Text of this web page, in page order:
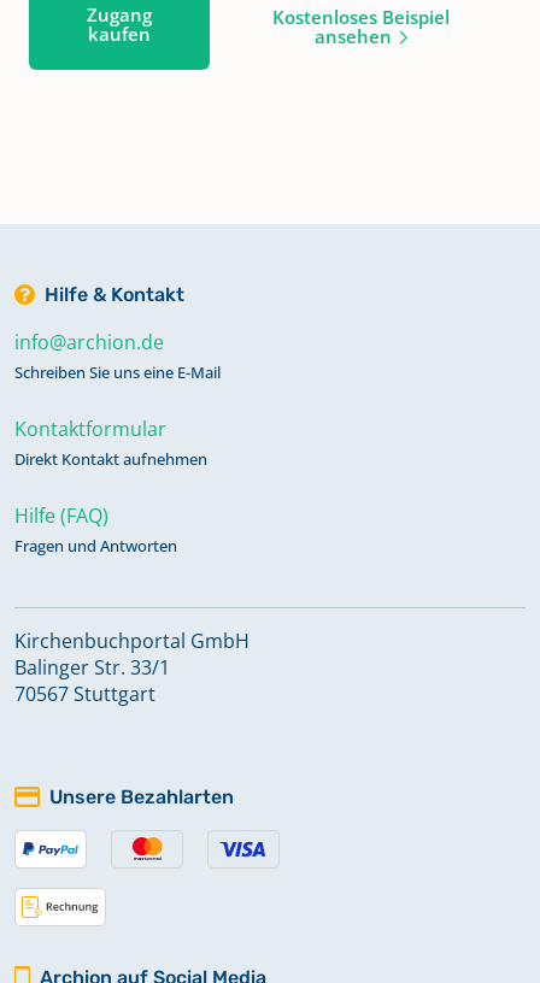
Zugang
kaufen
Kostenloses Beispiel
ansehen
Hilfe & Kontakt
info@archion.de
Schreiben Sie uns eine E-Mail
Kontaktformular
Direkt Kontakt aufnehmen
Hilfe (FAQ)
Fragen und Antworten
Kirchenbuchportal GmbH
Balinger Str. 33/1
70567 Stuttgart
Unsere Bezahlarten
Archion auf Social Media